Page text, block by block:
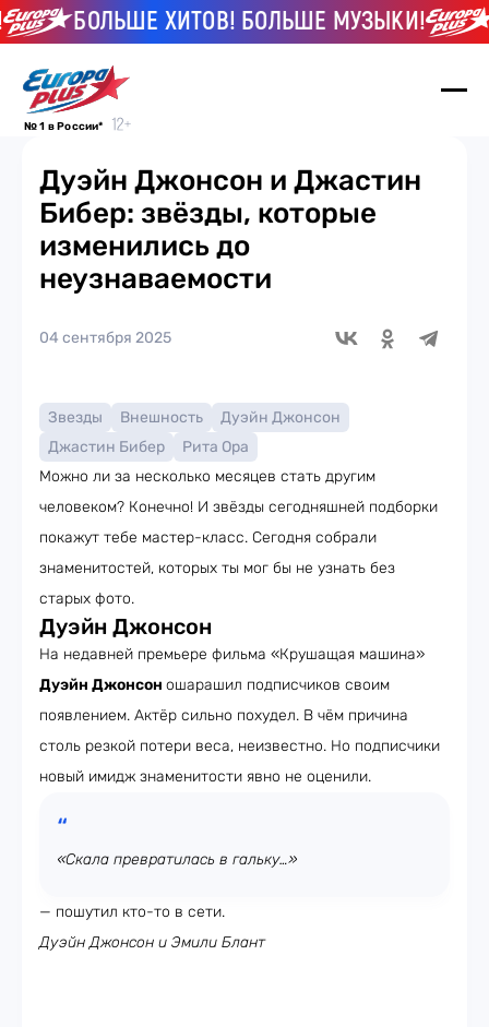
БОЛЬШЕ ХИТОВ! БОЛЬШЕ МУЗЫКИ!
№ 1 в России*
Дуэйн Джонсон и Джастин
Бибер: звёзды, которые
изменились до
неузнаваемости
04 сентября 2025
Звезды Внешность
Дуэйн Джонсон
Джастин Бибер
Рита Ора
Можно ли за несколько месяцев стать другим
человеком? Конечно! И звёзды сегодняшней подборки
покажут тебе мастер-класс. Сегодня собрали
знаменитостей, которых ты мог бы не узнать без
старых фото.
Дуэйн Джонсон
На недавней премьере фильма «Крушащая машина»
Дуэйн Джонсон ошарашил подписчиков своим
появлением. Актёр сильно похудел. В чём причина
столь резкой потери веса, неизвестно. Но подписчики
новый имидж знаменитости явно не оценили.
«Скала превратилась в гальку…»
— пошутил кто-то в сети.
Дуэйн Джонсон и Эмили Блант